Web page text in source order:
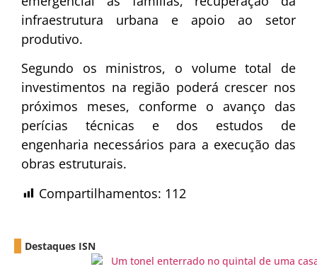
infraestrutura urbana e apoio ao setor
produtivo.
Segundo os ministros, o volume total de
investimentos na região poderá crescer nos
próximos meses, conforme o avanço das
perícias técnicas e dos estudos de
engenharia necessários para a execução das
obras estruturais.
Compartilhamentos: 112
Destaques ISN